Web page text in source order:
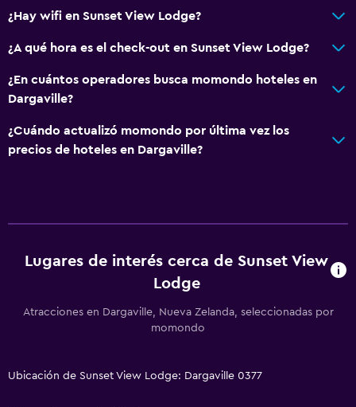
¿Hay wifi en Sunset View Lodge?
¿A qué hora es el check-out en Sunset View Lodge?
¿En cuántos operadores busca momondo hoteles en
Dargaville?
¿Cuándo actualizó momondo por última vez los
precios de hoteles en Dargaville?
Lugares de interés cerca de Sunset View
Lodge
Atracciones en Dargaville, Nueva Zelanda, seleccionadas por
momondo
Ubicación de Sunset View Lodge: Dargaville 0377